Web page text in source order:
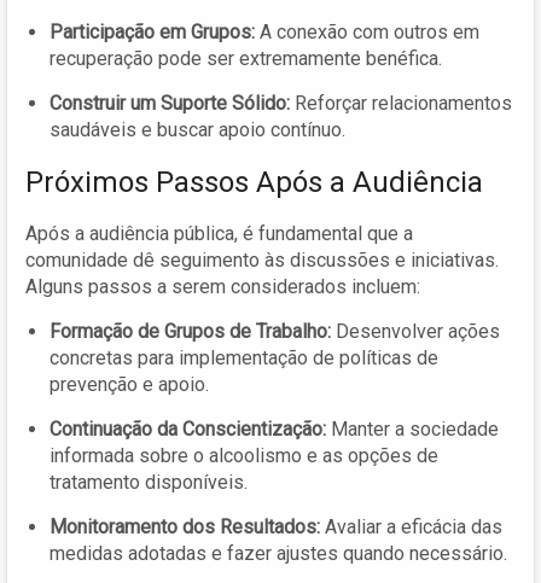
Participação em Grupos: A conexão com outros em
recuperação pode ser extremamente benéfica.
Construir um Suporte Sólido: Reforçar relacionamentos
saudáveis e buscar apoio contínuo.
Próximos Passos Após a Audiência
Após a audiência pública, é fundamental que a
comunidade dê seguimento às discussões e iniciativas.
Alguns passos a serem considerados incluem:
Formação de Grupos de Trabalho: Desenvolver ações
concretas para implementação de políticas de
prevenção e apoio.
Continuação da Conscientização: Manter a sociedade
informada sobre o alcoolismo e as opções de
tratamento disponíveis.
Monitoramento dos Resultados: Avaliar a eficácia das
medidas adotadas e fazer ajustes quando necessário.